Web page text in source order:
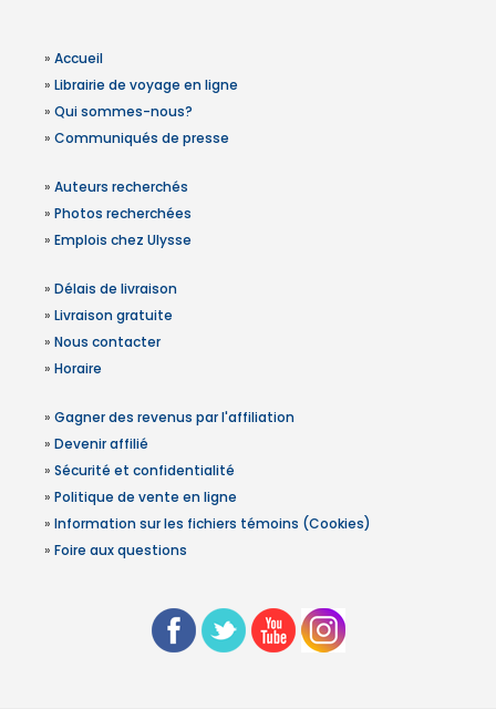
» Accueil
» Librairie de voyage en ligne
» Qui sommes-nous?
» Communiqués de presse
» Auteurs recherchés
» Photos recherchées
» Emplois chez Ulysse
» Délais de livraison
» Livraison gratuite
» Nous contacter
» Horaire
» Gagner des revenus par l'affiliation
» Devenir affilié
» Sécurité et confidentialité
» Politique de vente en ligne
» Information sur les fichiers témoins (Cookies)
» Foire aux questions